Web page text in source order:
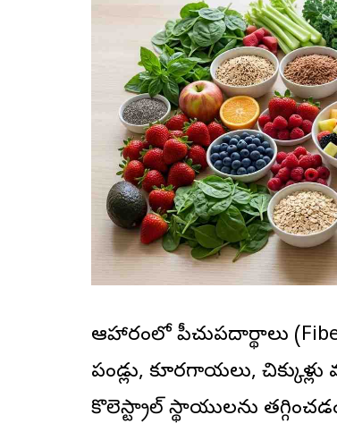
ఆహారంలో పీచుపదార్థాలు
పండ్లు, కూరగాయలు,
కొలెస్ట్రాల్ స్థాయులను